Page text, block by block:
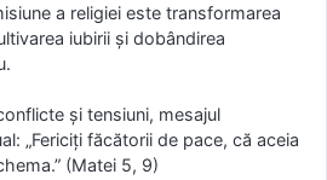
a religiei este transformarea
iubirii și dobândirea
și tensiuni, mesajul
„Fericiți făcătorii de pace, că aceia
(Matei 5, 9)